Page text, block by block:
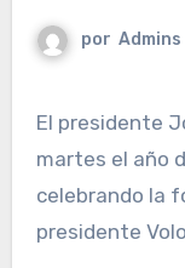
por Admins
El presidente Joe Biden conmemoró este
martes el año
celebrando la
presidente